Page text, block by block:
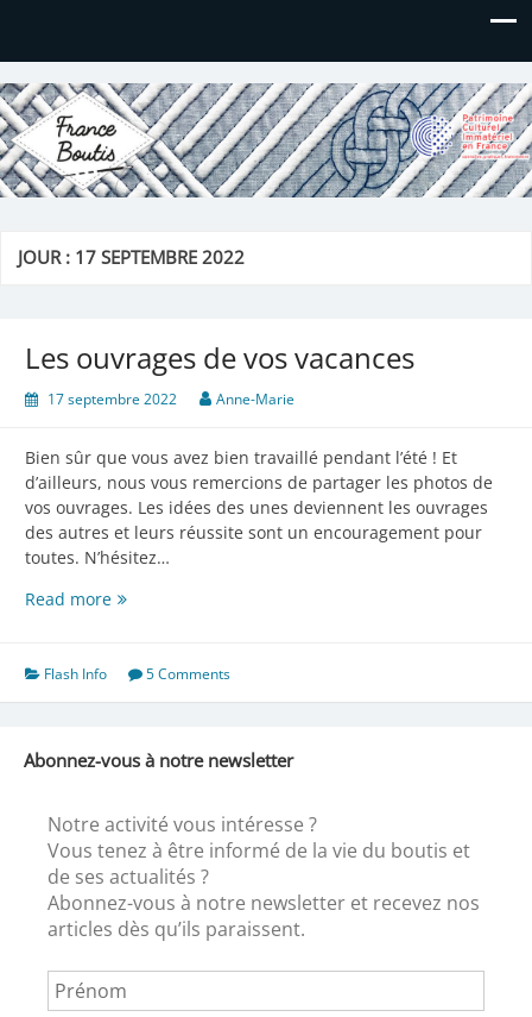
France Boutis
Le site de France Boutis
JOUR : 17 SEPTEMBRE 2022
Les ouvrages de vos vacances
17 septembre 2022 Anne-Marie
Bien sûr que vous avez bien travaillé pendant l’été ! Et
d’ailleurs, nous vous remercions de partager les photos de
vos ouvrages. Les idées des unes deviennent les ouvrages
des autres et leurs réussite sont un encouragement pour
toutes. N’hésitez…
Read moreLes
vos
vacances
Flash Info 5 Comments
Abonnez-vous à notre newsletter
Notre activité vous intéresse ?
Vous tenez à être informé de la vie du boutis et
de ses actualités ?
Abonnez-vous à notre newsletter et recevez nos
articles dès qu’ils paraissent.